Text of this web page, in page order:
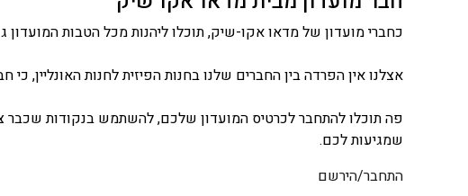
כחברי מועדון של מדאו אקו-שיק, תוכלו ליהנות מכל הטבות המועדון
אצלנו אין הפרדה בין החברים שלנו בחנות הפיזית לחנות האונליין,
פה תוכלו להתחבר לכרטיס המועדון שלכם, להשתמש בנקודות שכבר
שמגיעות לכם.
התחבר/הירשם